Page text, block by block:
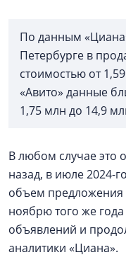
По данным
Петербурге в
стоимостью от
«Авито» данные
1,75 млн до 14,9
В любом случае это
назад, в июле 2024-
объем предложения
ноябрю того же
объявлений и
аналитики «Циана».